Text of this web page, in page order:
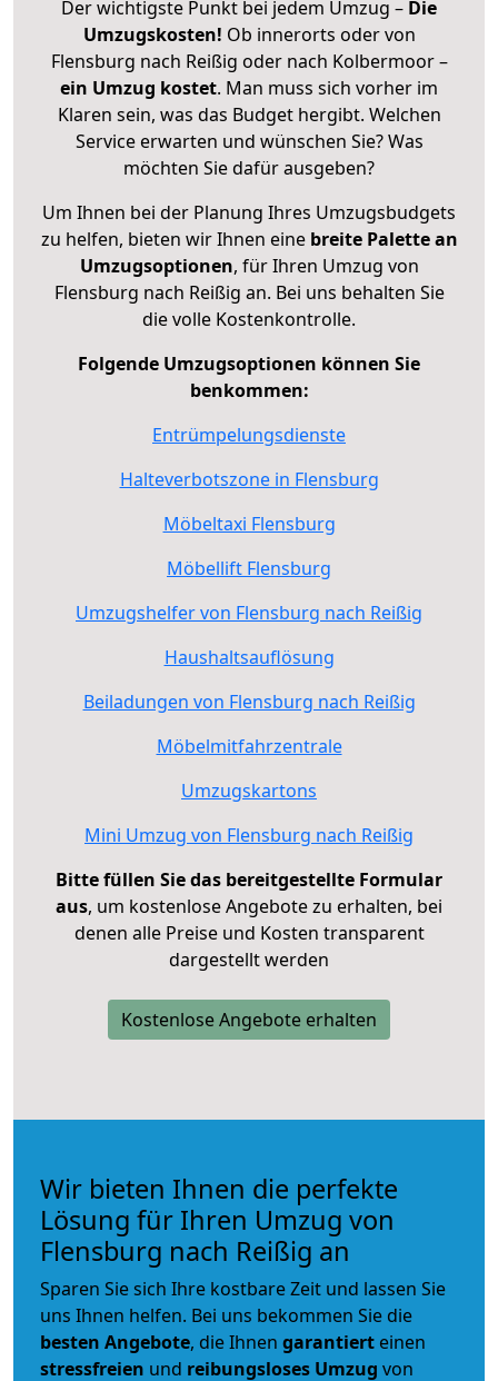
Der wichtigste Punkt bei jedem Umzug – Die
Umzugskosten! Ob innerorts oder von
Flensburg nach Reißig oder nach Kolbermoor –
ein Umzug kostet. Man muss sich vorher im
Klaren sein, was das Budget hergibt. Welchen
Service erwarten und wünschen Sie? Was
möchten Sie dafür ausgeben?
Um Ihnen bei der Planung Ihres Umzugsbudgets
zu helfen, bieten wir Ihnen eine breite Palette an
Umzugsoptionen, für Ihren Umzug von
Flensburg nach Reißig an. Bei uns behalten Sie
die volle Kostenkontrolle.
Folgende Umzugsoptionen können Sie
benkommen:
Entrümpelungsdienste
Halteverbotszone in Flensburg
Möbeltaxi Flensburg
Möbellift Flensburg
Umzugshelfer von Flensburg nach Reißig
Haushaltsauflösung
Beiladungen von Flensburg nach Reißig
Möbelmitfahrzentrale
Umzugskartons
Mini Umzug von Flensburg nach Reißig
Bitte füllen Sie das bereitgestellte Formular
aus, um kostenlose Angebote zu erhalten, bei
denen alle Preise und Kosten transparent
dargestellt werden
Kostenlose Angebote erhalten
Wir bieten Ihnen die perfekte
Lösung für Ihren Umzug von
Flensburg nach Reißig an
Sparen Sie sich Ihre kostbare Zeit und lassen Sie
uns Ihnen helfen. Bei uns bekommen Sie die
besten Angebote, die Ihnen garantiert einen
stressfreien und reibungsloses Umzug von